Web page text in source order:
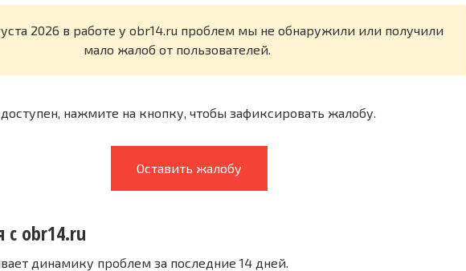
2026 в работе у obr14.ru проблем мы не обнаружили или получили
мало жалоб от пользователей.
нажмите на кнопку, чтобы зафиксировать жалобу.
Оставить жалобу
с obr14.ru
динамику проблем за последние 14 дней.